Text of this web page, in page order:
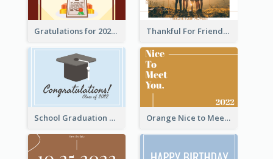
Gratulations for 2020 Graduation Greeting Card Thankful For Friendship Greeting Card
School Graduation Celebration Card Orange Nice to Meet You Greeting Card